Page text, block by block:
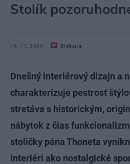
Stolík
16. 11. 2005 Diskusia
Dnešný interiérový dizajn a
charakterizuje pestrosť
stretáva s historickým,
nábytok z čias
stoličky pána Thoneta
interiéri ako nostalgické